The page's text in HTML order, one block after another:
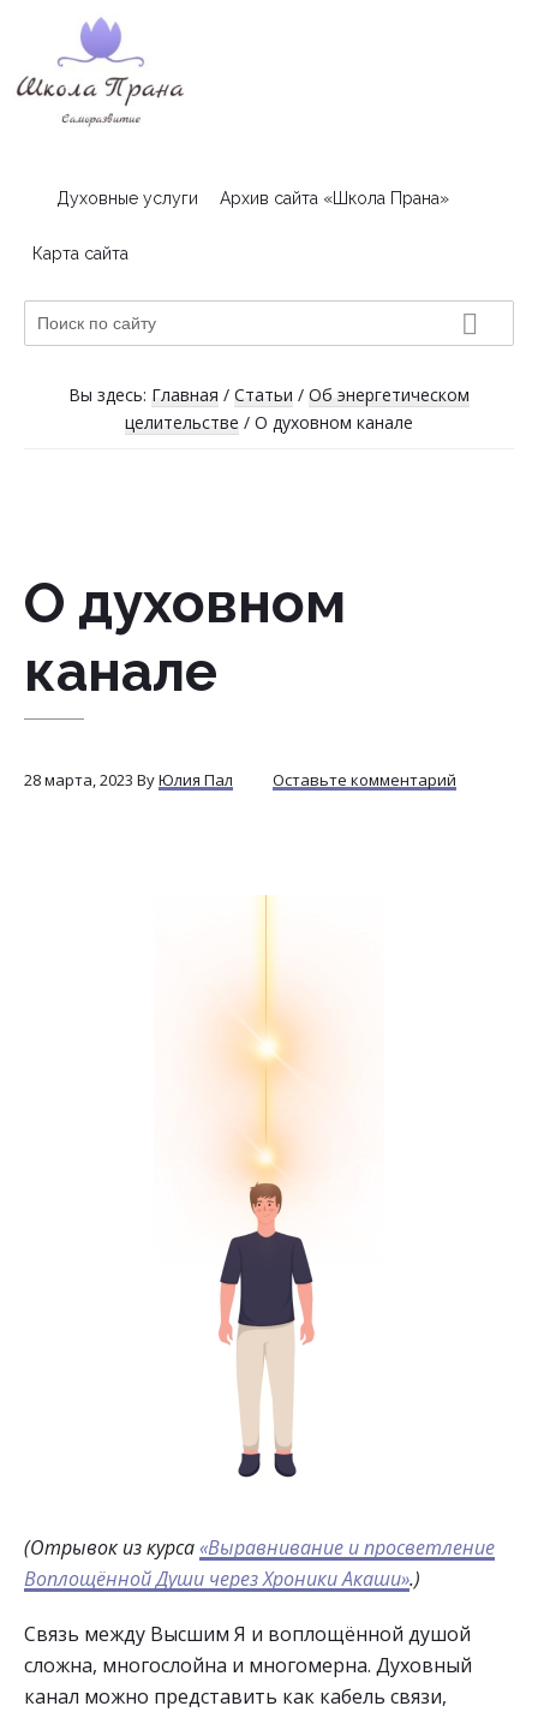
primary
navigation
main
content
footer
Прана
чтение
Акаши
Духовные услуги Архив сайта «Школа Прана»
Карта сайта
Поиск
по
Вы здесь: Главная / Статьи / Об энергетическом
целительстве / О духовном канале
О духовном
канале
28 марта, 2023 ByЮлия Пал Оставьте комментарий
(Отрывок из курса«Выравнивание и просветление
Воплощённой Души через Хроники Акаши».)
Связь между Высшим Я и воплощённой душой
сложна, многослойна и многомерна. Духовный
канал можно представить как кабель связи,